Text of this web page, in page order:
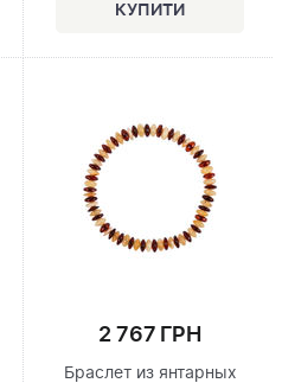
2 767 ГРН
Браслет из янтарных